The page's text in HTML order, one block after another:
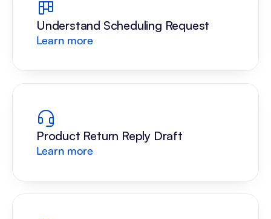
Understand Scheduling Request
Learn more
Product Return Reply Draft
Learn more